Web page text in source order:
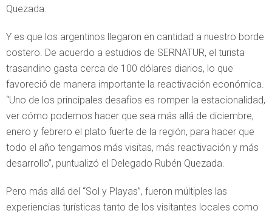
Quezada.
Y es que los argentinos llegaron en cantidad a nuestro borde
costero. De acuerdo a estudios de SERNATUR, el turista
trasandino gasta cerca de 100 dólares diarios, lo que
favoreció de manera importante la reactivación económica.
“Uno de los principales desafíos es romper la estacionalidad,
ver cómo podemos hacer que sea más allá de diciembre,
enero y febrero el plato fuerte de la región, para hacer que
todo el año tengamos más visitas, más reactivación y más
desarrollo”, puntualizó el Delegado Rubén Quezada.
Pero más allá del “Sol y Playas”, fueron múltiples las
experiencias turísticas tanto de los visitantes locales como